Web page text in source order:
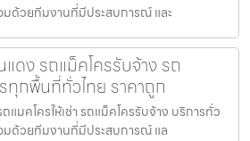
มด้วยทีมงานที่มีประสบการณ์ และ
ดง รถแม็คโครรับจ้าง รถ
ทุกพื้นที่ทั่วไทย ราคาถูก
มคโครให้เช่า รถแม็คโครรับจ้าง บริการทั่ว
มด้วยทีมงานที่มีประสบการณ์ แล